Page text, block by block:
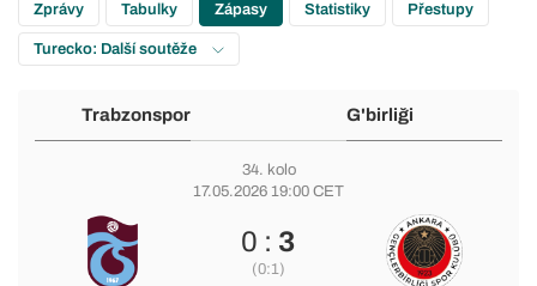
Zprávy Tabulky Zápasy Statistiky Přestupy
Turecko: Další soutěže
Trabzonspor G'birliği
34. kolo
17.05.2026 19:00 CET
0 : 3
(0:1)